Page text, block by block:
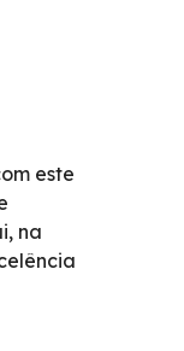
este
na